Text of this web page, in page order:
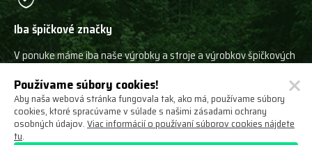
Iba špičkové značky
V ponuke máme iba naše výrobky a stroje a výrobkov špičkových
Používame súbory cookies!
Aby naša webová stránka fungovala tak, ako má, používame súbory
cookies, ktoré spracúvame v súlade s našimi zásadami ochrany
osobných údajov.Viac informácií o používaní súborov cookies nájdete
tu.